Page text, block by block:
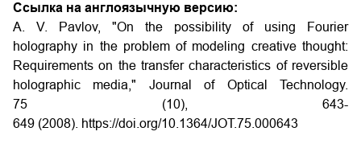
Ссылка на англоязычную версию:
A. V. Pavlov, "On the possibility of using Fourier
holography in the problem of modeling creative thought:
Requirements on the transfer characteristics of reversible
holographic media," Journal of Optical Technology.
75 (10), 643-
649 (2008). https://doi.org/10.1364/JOT.75.000643